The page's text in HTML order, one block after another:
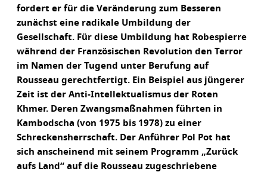
fordert er für die Veränderung zum Besseren
zunächst eine radikale Umbildung der
Gesellschaft. Für diese Umbildung hat Robespierre
während der Französischen Revolution den Terror
im Namen der Tugend unter Berufung auf
Rousseau gerechtfertigt. Ein Beispiel aus jüngerer
Zeit ist der Anti-Intellektualismus der Roten
Khmer. Deren Zwangsmaßnahmen führten in
Kambodscha (von 1975 bis 1978) zu einer
Schreckensherrschaft. Der Anführer Pol Pot hat
sich anscheinend mit seinem Programm „Zurück
aufs Land“ auf die Rousseau zugeschriebene